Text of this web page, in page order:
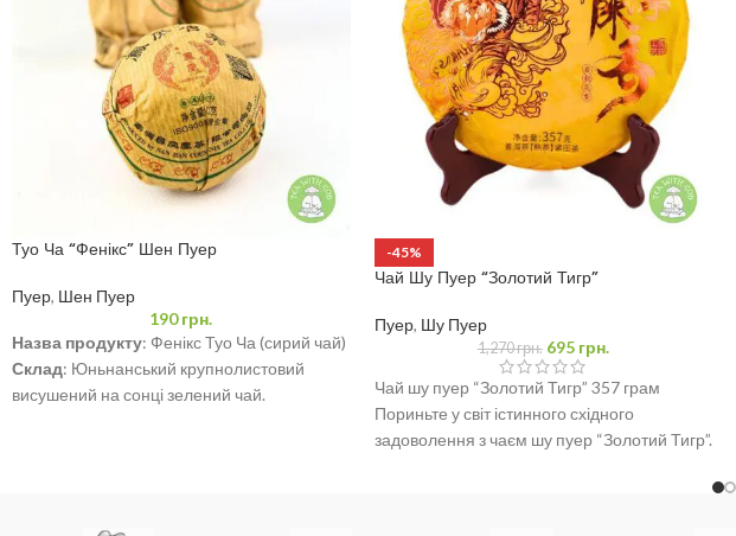
Туо Ча “Фенікс” Шен Пуер
Пуер, Шен Пуер
190грн.
Назва продукту: Фенікс Туо Ча (сирий чай)
Склад: Юньнанський крупнолистовий
висушений на сонці зелений чай.
-45%
Чай Шу Пуер “Золотий Тигр”
Пуер, Шу Пуер
1,270грн. 695грн.
Чай шу пуер “Золотий Тигр” 357 грам
Пориньте у світ істинного східного
задоволення з чаєм шу пуер “Золотий Тигр”.